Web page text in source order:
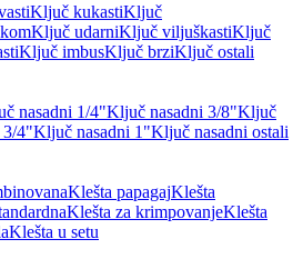
Ključ kukastiKljuč
Ključ udarniKljuč viljuškastiKljuč
Ključ imbusKljuč brziKljuč ostali
nasadni 1/4"Ključ nasadni 3/8"Ključ
3/4"Ključ nasadni 1"Ključ nasadni ostali
Klešta papagajKlešta
Klešta za krimpovanjeKlešta
Klešta u setu